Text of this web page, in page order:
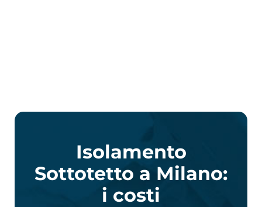
Isolamento
Sottotetto a Milano:
i costi